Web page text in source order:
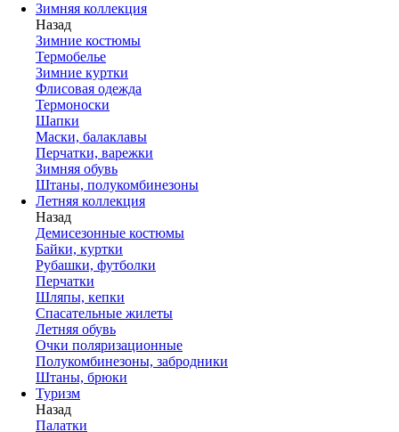
Зимняя коллекция
Назад
Зимние костюмы
Термобелье
Зимние куртки
Флисовая одежда
Термоноски
Шапки
Маски, балаклавы
Перчатки, варежки
Зимняя обувь
Штаны, полукомбинезоны
Летняя коллекция
Назад
Демисезонные костюмы
Байки, куртки
Рубашки, футболки
Перчатки
Шляпы, кепки
Спасательные жилеты
Летняя обувь
Очки поляризационные
Полукомбинезоны, забродники
Штаны, брюки
Туризм
Назад
Палатки